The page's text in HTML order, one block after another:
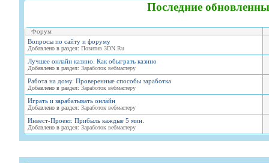
Последние
Форум
Вопросы по сайту и форуму
Добавлено в раздел: Позитив.3DN.Ru
Лучшее онлайн казино. Как обыграть казино
Добавлено в раздел: Заработок вебмастеру
Работа на дому. Проверенные способы заработка
Добавлено в раздел: Заработок вебмастеру
Играть и зарабатывать онлайн
Добавлено в раздел: Заработок вебмастеру
Инвест-Проект. Прибыль каждые 5 мин.
Добавлено в раздел: Заработок вебмастеру